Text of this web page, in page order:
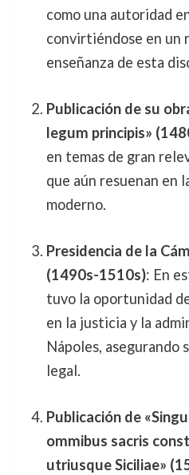
como una autoridad
convirtiéndose en un
enseñanza de esta
Publicación de su
legum principis»
en temas de gran
que aún resuenan en
moderno.
Presidencia de la
(1490s-1510s): En
tuvo la oportunidad
en la justicia y la
Nápoles, asegurando
legal.
Publicación de
ommibus sacris
utriusque Siciliae»